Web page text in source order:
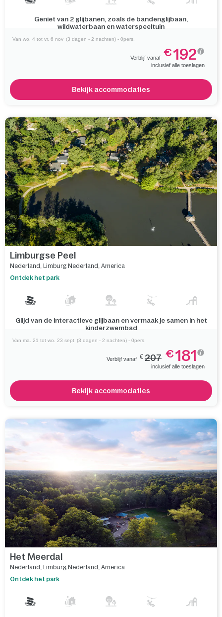
Geniet van 2 glijbanen, zoals de bandenglijbaan,
wildwaterbaan en waterspeeltuin
Van wo. 4 tot vr. 6 nov (3 dagen - 2 nachten) - 0pers.
Verblijf vanaf €192
inclusief alle toeslagen
Bekijk accommodaties
Vergelijk
Limburgse Peel
Nederland Limburg Nederland America
Ontdek het park
Glijd van de interactieve glijbaan en vermaak je samen in het
kinderzwembad
Van ma. 21 tot wo. 23 sept (3 dagen - 2 nachten) - 0pers.
Verblijf vanaf € 207 €181
inclusief alle toeslagen
Bekijk accommodaties
Vergelijk
Het Meerdal
Nederland Limburg Nederland America
Ontdek het park